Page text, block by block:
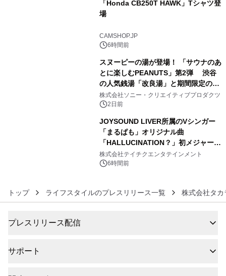
「Honda CB250T HAWK」Tシャツ登
場
CAMSHOP.JP
6時間前
スヌーピーの湯が登場！ 「サウナのあ
とに楽しむPEANUTS」第2弾 渋谷
の人気銭湯「改良湯」と期間限定のコ
ラボレーション サウナイキタイコラ
ボグッズも発売決定！
株式会社ソニー・クリエイティブプロダクツ
2日前
JOYSOUND LIVER所属のVシンガー
「まるぱも」オリジナル曲
「HALLUCINATION？」初メジャー配
信リリース決定！
株式会社テイチクエンタテインメント
6時間前
トップ ライフスタイルのプレスリリース一覧 株式会社タ
プレスリリース配信
サポート